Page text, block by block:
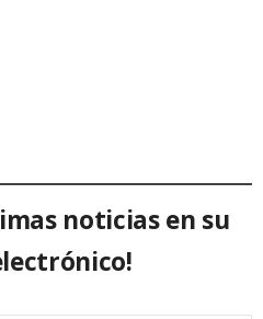
noticias en su